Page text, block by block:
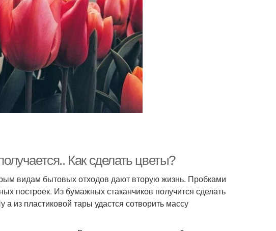
Как сделать цветы?
видам бытовых отходов дают вторую жизнь. Пробками
построек. Из бумажных стаканчиков получится сделать
из пластиковой тары удастся сотворить массу